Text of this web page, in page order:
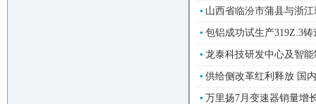
山西省临汾市蒲县与浙
包铝成功试生产319Z.3
龙泰科技研发中心及智
供给侧改革红利释放 国
万里扬7月变速器销量增